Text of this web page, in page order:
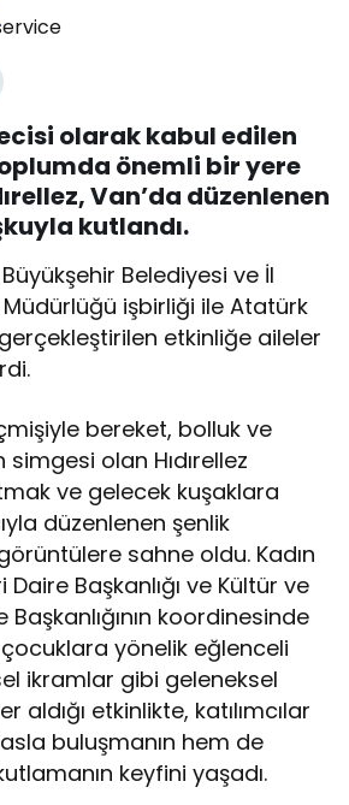
olarak kabul edilen
önemli bir yere
Van’da düzenlenen
kutlandı.
Belediyesi ve İl
işbirliği ile Atatürk
gerçekleştirilen etkinliğe aileler
bereket, bolluk ve
simgesi olan Hıdırellez
ve gelecek kuşaklara
düzenlenen şenlik
sahne oldu. Kadın
Başkanlığı ve Kültür ve
Başkanlığının koordinesinde
yönelik eğlenceli
ikramlar gibi geleneksel
aldığı etkinlikte, katılımcılar
buluşmanın hem de
keyfini yaşadı.